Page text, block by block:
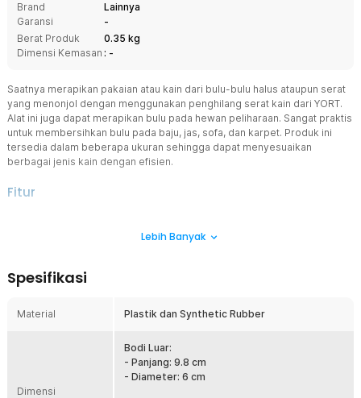
Brand
Lainnya
Garansi
-
Berat Produk
0.35 kg
Dimensi Kemasan : -
Saatnya merapikan pakaian atau kain dari bulu-bulu halus ataupun serat
yang menonjol dengan menggunakan penghilang serat kain dari YORT.
Alat ini juga dapat merapikan bulu pada hewan peliharaan. Sangat praktis
untuk membersihkan bulu pada baju, jas, sofa, dan karpet. Produk ini
tersedia dalam beberapa ukuran sehingga dapat menyesuaikan
berbagai jenis kain dengan efisien.
Fitur
Penghilang serat kain ini melengkapi perawatan pakaian Anda. Alat
bahan kain lainnya agar tampak seperti baru.
Terbuat dari bahan berkualitas tinggi yang kuat dan tahan lama.
nyaman digenggam bahkan dalam penggunaan lama. Untuk
menarik bulu dan serat kain secara efektif, alat satu ini
menggunakan synthetic rubber yang memiliki permukaan lengket
namun tidak membekas.
Lebih Banyak
Spesifikasi
Material Plastik dan Synthetic Rubber
Dimensi
Bodi Luar:
- Panjang: 9.8 cm
- Diameter: 6 cm